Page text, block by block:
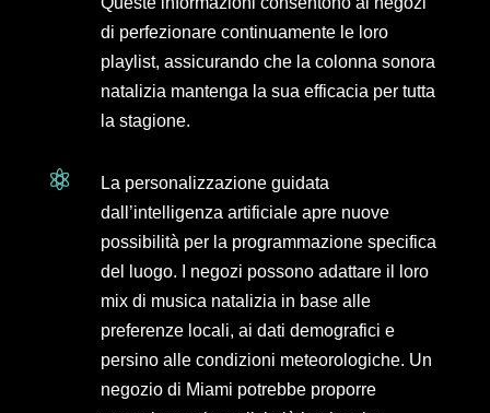
di perfezionare continuamente le loro
playlist, assicurando che la colonna sonora
natalizia mantenga la sua efficacia per tutta
la stagione.

La personalizzazione guidata
dall’intelligenza artificiale apre nuove
possibilità per la programmazione specifica
del luogo. I negozi possono adattare il loro
mix di musica natalizia in base alle
preferenze locali, ai dati demografici e
persino alle condizioni meteorologiche. Un
negozio di Miami potrebbe proporre